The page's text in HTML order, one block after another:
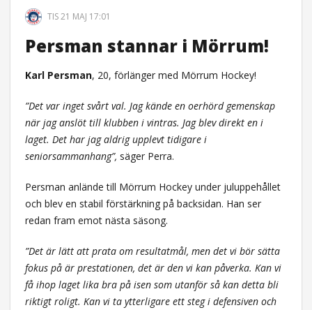
TIS 21 MAJ 17:01
Persman stannar i Mörrum!
Karl Persman, 20, förlänger med Mörrum Hockey!
”Det var inget svårt val. Jag kände en oerhörd gemenskap
när jag anslöt till klubben i vintras. Jag blev direkt en i
laget. Det har jag aldrig upplevt tidigare i
seniorsammanhang”, säger Perra.
Persman anlände till Mörrum Hockey under juluppehållet
och blev en stabil förstärkning på backsidan. Han ser
redan fram emot nästa säsong.
”Det är lätt att prata om resultatmål, men det vi bör sätta
fokus på är prestationen, det är den vi kan påverka. Kan vi
få ihop laget lika bra på isen som utanför så kan detta bli
riktigt roligt. Kan vi ta ytterligare ett steg i defensiven och